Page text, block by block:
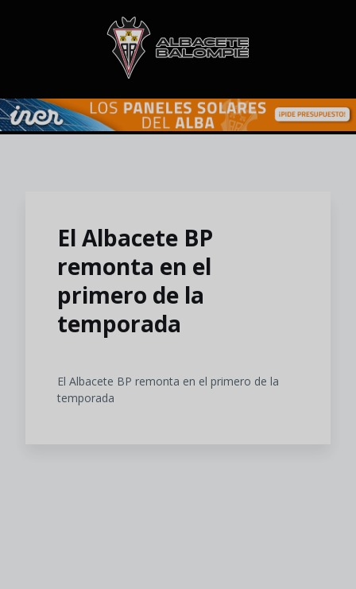
Skip to main content
El Albacete BP
remonta en el
primero de la
temporada
El Albacete BP remonta en el primero de la
temporada